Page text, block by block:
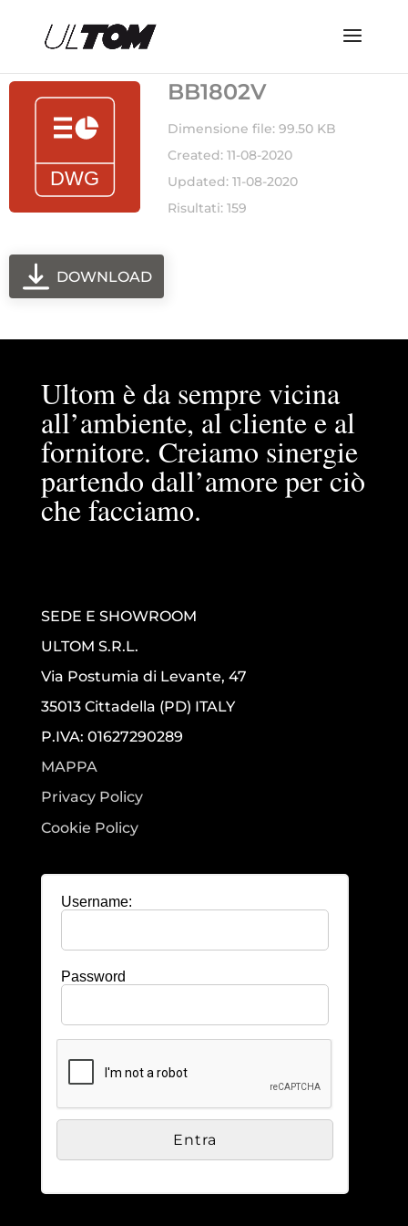
BB1802V
Dimensione file: 99.50 KB
Created: 11-08-2020
Updated: 11-08-2020
Risultati: 159
DOWNLOAD
Ultom è da sempre vicina
all’ambiente, al cliente e al
fornitore. Creiamo sinergie
partendo dall’amore per ciò
che facciamo.
SEDE E SHOWROOM
ULTOM S.R.L.
Via Postumia di Levante, 47
35013 Cittadella (PD) ITALY
P.IVA: 01627290289
MAPPA
Privacy Policy
Cookie Policy
Username:
Password